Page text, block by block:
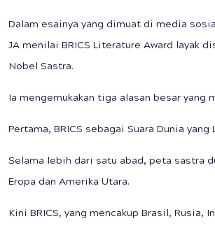
Dalam esainya yang dimuat di media
JA menilai BRICS Literature Award layak
Nobel Sastra.
Ia mengemukakan tiga alasan besar yang
Pertama, BRICS sebagai Suara Dunia yang
Selama lebih dari satu abad, peta sastra
Eropa dan Amerika Utara.
Kini BRICS, yang mencakup Brasil, Rusia,